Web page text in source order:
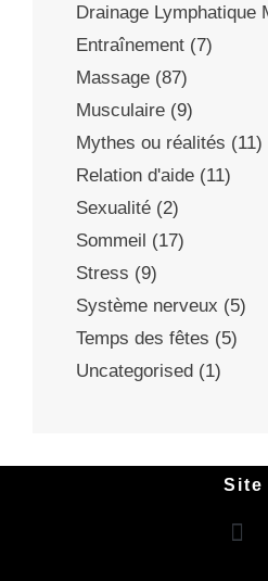
Drainage Lymphatique
Entraînement (7)
Massage (87)
Musculaire (9)
Mythes ou réalités (11)
Relation d'aide (11)
Sexualité (2)
Sommeil (17)
Stress (9)
Système nerveux (5)
Temps des fêtes (5)
Uncategorised (1)
Site